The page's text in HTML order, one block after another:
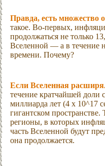
Правда, есть множество
такое. Во-первых,
продолжаться не только
Вселенной — а в течение
времени. Почему?
Если Вселенная
течение кратчайшей доли
миллиарда лет (4 x 10^17
гигантском
регионы, в которых
часть Вселенной будут
она продолжается.